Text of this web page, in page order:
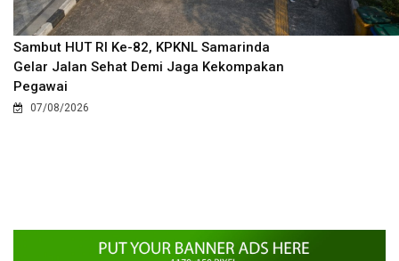
Sambut HUT RI Ke-82, KPKNL Samarinda
Gelar Jalan Sehat Demi Jaga Kekompakan
Pegawai
07/08/2026